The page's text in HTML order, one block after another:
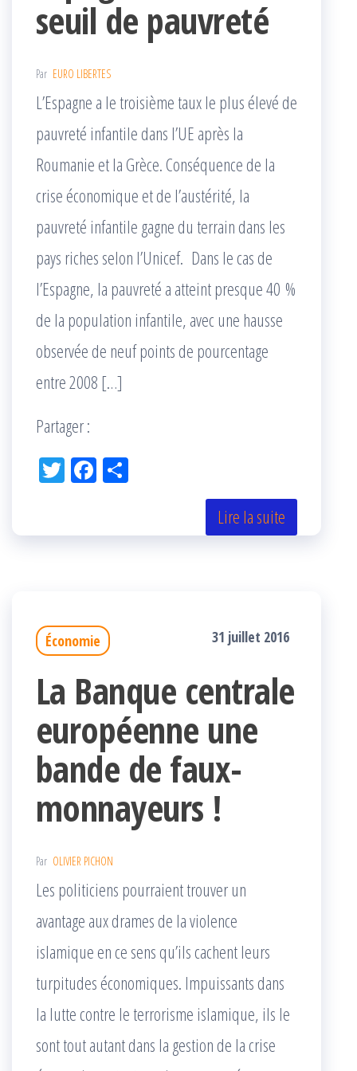
seuil de pauvreté
Par EURO LIBERTES
L’Espagne a le troisième taux le plus élevé de
pauvreté infantile dans l’UE après la
Roumanie et la Grèce. Conséquence de la
crise économique et de l’austérité, la
pauvreté infantile gagne du terrain dans les
pays riches selon l’Unicef. Dans le cas de
l’Espagne, la pauvreté a atteint presque 40 %
de la population infantile, avec une hausse
observée de neuf points de pourcentage
entre 2008 […]
Partager :
Tw Fac
k r
Lire la suite
Économie 31 juillet 2016
La Banque centrale
européenne une
bande de faux-
monnayeurs !
Par OLIVIER PICHON
Les politiciens pourraient trouver un
avantage aux drames de la violence
islamique en ce sens qu’ils cachent leurs
turpitudes économiques. Impuissants dans
la lutte contre le terrorisme islamique, ils le
sont tout autant dans la gestion de la crise